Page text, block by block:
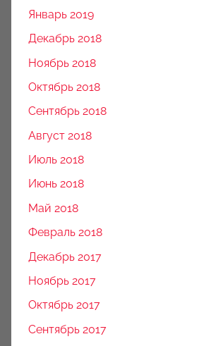
Январь 2019
Декабрь 2018
Ноябрь 2018
Октябрь 2018
Сентябрь 2018
Август 2018
Июль 2018
Июнь 2018
Май 2018
Февраль 2018
Декабрь 2017
Ноябрь 2017
Октябрь 2017
Сентябрь 2017